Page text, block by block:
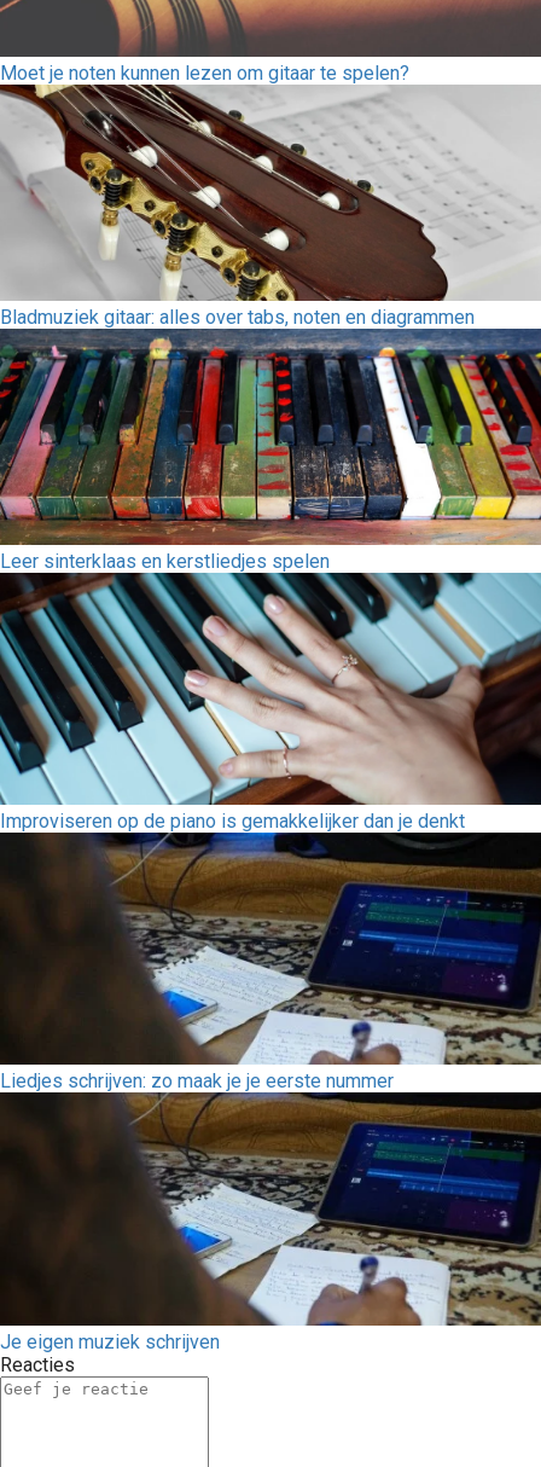
Moet je noten kunnen lezen om gitaar te spelen?
Bladmuziek gitaar: alles over tabs, noten en diagrammen
Leer sinterklaas en kerstliedjes spelen
Improviseren op de piano is gemakkelijker dan je denkt
Liedjes schrijven: zo maak je je eerste nummer
Je eigen muziek schrijven
Reacties